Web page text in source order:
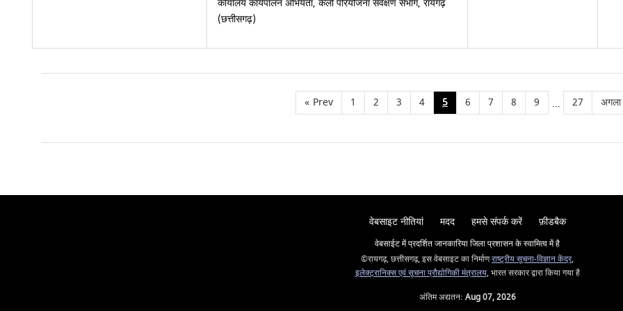
कार्यालय कार्यपालन अभियंता, केलो परियोजना सर्वेक्षण संभाग, रायगढ़
(छत्तीसगढ़)
« Prev 1 2 3 4 5 6 7 8 9 ... 27 अगला
वेबसाइट नीतियां मदद हमसे संपर्क करें फ़ीडबैक
वेबसाईट में प्रदर्शित जानकारिया जिला प्रशासन के स्वामित्व में है
©रायगढ़, छत्तीसगढ़, इस वेबसाइट का निर्माणराष्ट्रीय सूचना-विज्ञान केंद्र,
इलेक्ट्रानिक्स एवं सूचना प्रौद्योगिकी मंत्रालय, भारत सरकार द्वारा किया गया है
अंतिम अद्यतन: Aug 07, 2026